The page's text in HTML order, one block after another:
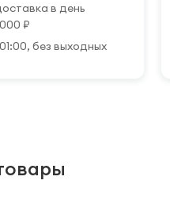
в день
₽
без выходных